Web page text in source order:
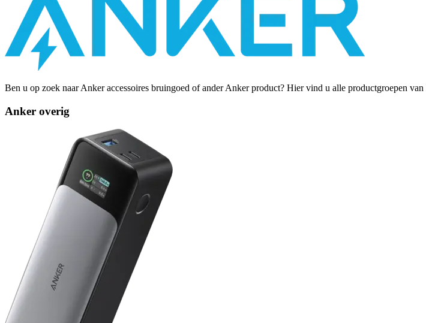
Ben u op zoek naar Anker accessoires bruingoed of ander Anker product? Hier vind u alle productgroepen
Anker overig